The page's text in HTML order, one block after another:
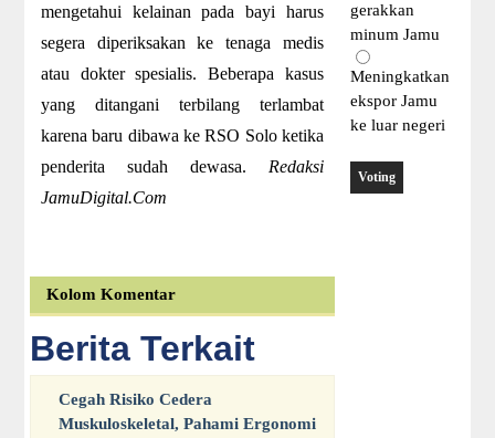
mengetahui kelainan pada bayi harus
segera diperiksakan ke tenaga medis
atau dokter spesialis. Beberapa kasus
yang ditangani terbilang terlambat
karena baru dibawa ke RSO Solo ketika
penderita sudah dewasa. Redaksi
JamuDigital.Com
Kolom Komentar
Berita Terkait
Cegah Risiko Cedera
Muskuloskeletal, Pahami Ergonomi
gerakkan
minum Jamu
Meningkatkan
ekspor Jamu
ke luar negeri